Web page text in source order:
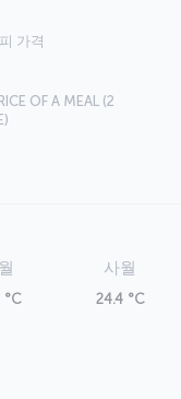
가격
OF A MEAL (2
°C
사월
24.4 °C